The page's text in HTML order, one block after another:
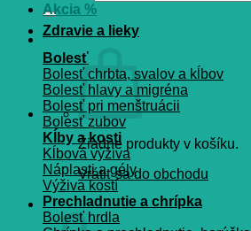
Žiadne produkty v košíku.
Vrátiť sa do obchodu
Košík
Akcia %
Zdravie a lieky
Bolesť
Bolesť chrbta, svalov a kĺbov
Bolesť hlavy a migréna
Bolesť pri menštruácii
Bolesť zubov
Kĺby a kosti
Kĺbová výživa
Náplasti a gély
Výživa kostí
Prechladnutie a chrípka
Bolesť hrdla